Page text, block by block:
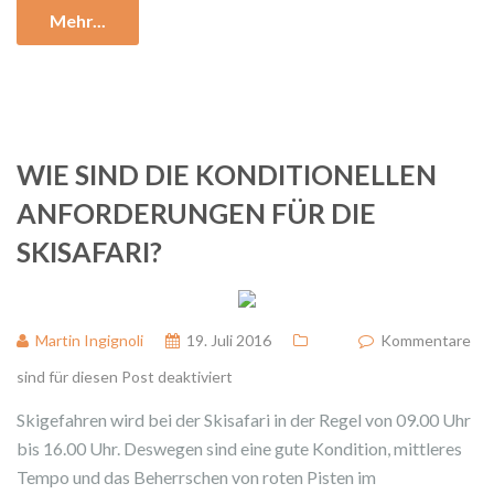
Mehr...
WIE SIND DIE KONDITIONELLEN
ANFORDERUNGEN FÜR DIE
SKISAFARI?
Martin Ingignoli 19. Juli 2016
Kommentare
sind für diesen Post deaktiviert
Skigefahren wird bei der Skisafari in der Regel von 09.00 Uhr
bis 16.00 Uhr. Deswegen sind eine gute Kondition, mittleres
Tempo und das Beherrschen von roten Pisten im